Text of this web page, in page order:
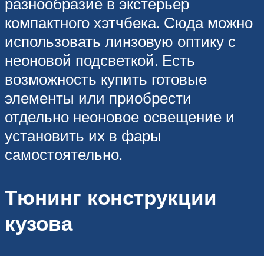
компактного хэтчбека. Сюда можно
использовать линзовую оптику с
неоновой подсветкой. Есть
возможность купить готовые
элементы или приобрести
отдельно неоновое освещение и
установить их в фары
самостоятельно.
Тюнинг конструкции
кузова